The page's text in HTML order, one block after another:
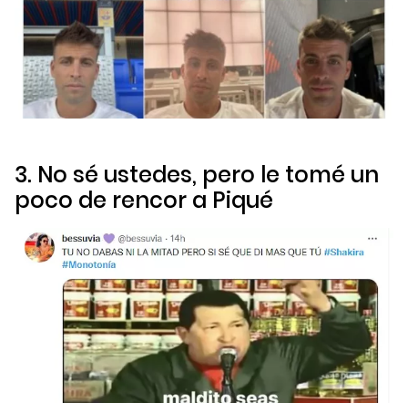
3. No sé ustedes, pero le tomé un
poco de rencor a Piqué